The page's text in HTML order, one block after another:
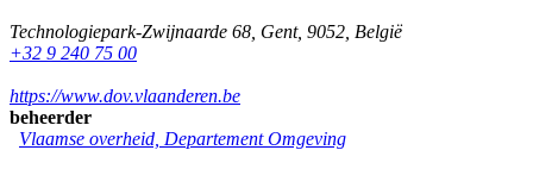
Technologiepark-Zwijnaarde 68 Gent, 9052 België
+32 9 240 75 00
https://www.dov.vlaanderen.be
beheerder
Vlaamse overheid, Departement Omgeving